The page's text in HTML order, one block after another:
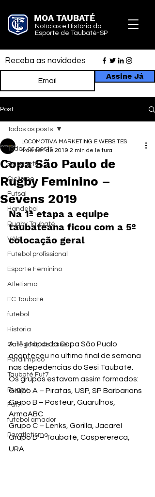
MOA TAUBATÉ
Notícias e História do
Esporte de Taubaté-SP
Receba as novidades
Assine Já
Post
Todos os posts
Basquete
Ciclismo
Futsal
Handebol
Rugby Taubaté
Vôlei
Futebol profissional
Esporte Feminino
Atletismo
EC Taubaté
futebol
História
Categoria de base
Paralímpico
Taubaté Fut7
Rugby
Fut7
futebol amador
Paratletismo
Todos os posts
Copa São Paulo de
Rugby Feminino –
Sevens 2019
LOCOMOTIVA MARKETING E WEBSITES
4 de set. de 2019 2 min de leitura
Na 1ª etapa a equipe
taubateana ficou com a 5º
colocação geral
A 1ª etapa da Copa São Pualo
aconteceu no ultimo final de semana
nas depedencias do Sesi Taubaté.
Os grupos estavam assim formados:
Grupo A – Piratas, USP, SP Barbarians
Grupo B – Pasteur, Guarulhos,
ArmaABC
Grupo C – Lenks, Gorilla, Jacareí
Grupo D – Taubaté, Casperereca,
URA